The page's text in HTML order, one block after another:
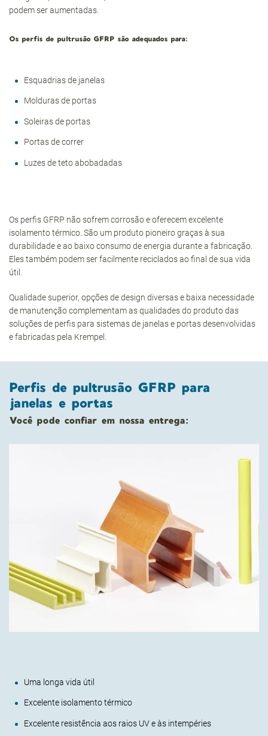
podem ser aumentadas.
Os perfis de pultrusão GFRP são adequados para:
Esquadrias de janelas
Molduras de portas
Soleiras de portas
Portas de correr
Luzes de teto abobadadas
Os perfis GFRP não sofrem corrosão e oferecem excelente
isolamento térmico. São um produto pioneiro graças à sua
durabilidade e ao baixo consumo de energia durante a fabricação.
Eles também podem ser facilmente reciclados ao final de sua vida
útil.
Qualidade superior, opções de design diversas e baixa necessidade
de manutenção complementam as qualidades do produto das
soluções de perfis para sistemas de janelas e portas desenvolvidas
e fabricadas pela Krempel.
Perfis de pultrusão GFRP para
janelas e portas
Você pode confiar em nossa entrega:
Uma longa vida útil
Excelente isolamento térmico
Excelente resistência aos raios UV e às intempéries